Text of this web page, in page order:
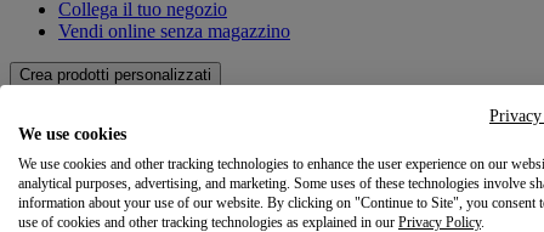
Collega il tuo negozio
Vendi online senza magazzino
Crea prodotti personalizzati
Crea prodotti personalizzati
Catalogo dei prodotti
Design Maker
Qualità
We use cookies
We use cookies and other tracking technologies to enhance the user experience on our
analytical purposes, advertising, and marketing. Some uses of these technologies involve
information about your use of our website. By clicking on "Continue to Site", you consent
use of cookies and other tracking technologies as explained in our Privacy Policy.